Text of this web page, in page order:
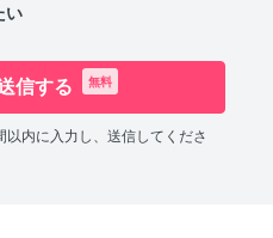
い
信する 無料
内に入力し、送信してくださ